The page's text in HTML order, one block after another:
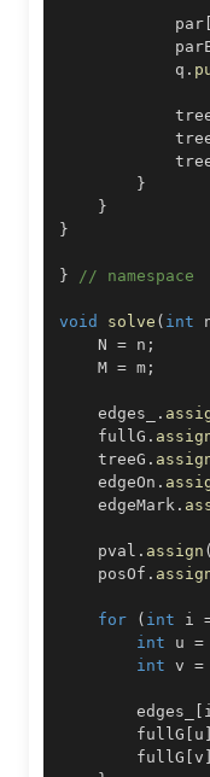
            par
[
            q
.
}
}
}
} // namespace
void solve ( int
    N
= n ;
    M
= m ;
    edges_
.
    fullG
.
    treeG
.
    edgeOn
.
    edgeMark
.
    pval
. assign (
    posOf
.
for ( int i
int u =
int v =
        edges_
[ i
        fullG
[ u ]
        fullG
[v ]